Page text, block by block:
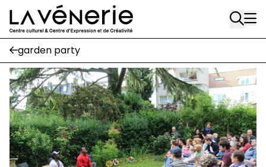
Aller au contenu principal
Rue Gratès, 3
1170 Watermael-Boitsfort
02 663 85 50
Écuries
Place Gilson, 3
1170 Watermael-Boitsfort
02 663 85 50
suivez-nous
garden party